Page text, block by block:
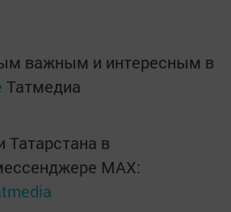
важным и интересным в
Татмедиа
Татарстана в
MАХ: